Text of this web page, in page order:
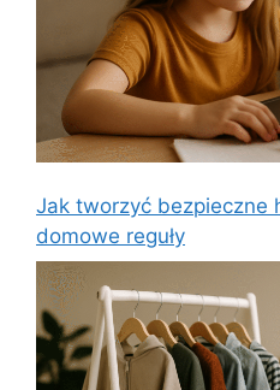
Jak tworzyć bezpieczne
domowe reguły